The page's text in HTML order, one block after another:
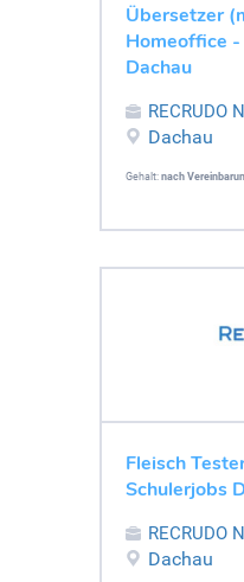
Übersetzer
Homeoffice
Dachau
RECRUDO
Dachau
Gehalt: nach
Fleisch
Schulerjobs
RECRUDO
Dachau